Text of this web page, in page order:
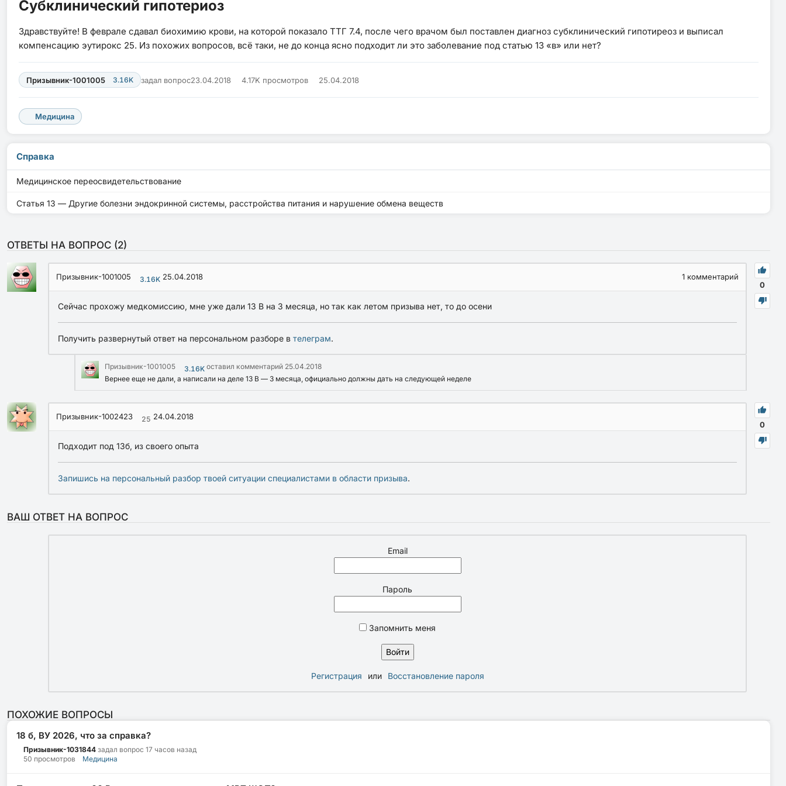
Субклинический гипотериоз
Здравствуйте! В феврале сдавал биохимию крови, на которой показало ТТГ 7.4, после чего врачом был поставлен диагноз субклинический гипотиреоз и выписал
компенсацию эутирокс 25. Из похожих вопросов, всё таки, не до конца ясно подходит ли это заболевание под статью 13 «в» или нет?
Призывник-1001005 3.16K задал вопрос23.04.2018 4.17K просмотров 25.04.2018
Медицина
Справка
Медицинское переосвидетельствование
Статья 13 — Другие болезни эндокринной системы, расстройства питания и нарушение обмена веществ
ОТВЕТЫ НА ВОПРОС (2)
0
Призывник-1001005 3.16K 25.04.2018 1 комментарий
Сейчас прохожу медкомиссию, мне уже дали 13 В на 3 месяца, но так как летом призыва нет, то до осени
Получить развернутый ответ на персональном разборе в телеграм.
Призывник-1001005 3.16K оставил комментарий 25.04.2018
Вернее еще не дали, а написали на деле 13 В — 3 месяца, официально должны дать на следующей неделе
0
Призывник-1002423 25 24.04.2018
Подходит под 13б, из своего опыта
Запишись на персональный разбор твоей ситуации специалистами в области призыва.
ВАШ ОТВЕТ НА ВОПРОС
Email
Пароль
Запомнить меня
Регистрация или Восстановление пароля
ПОХОЖИЕ ВОПРОСЫ
18 б, ВУ 2026, что за справка?
Призывник-1031844 задал вопрос 17 часов назад
50 просмотров
Медицина